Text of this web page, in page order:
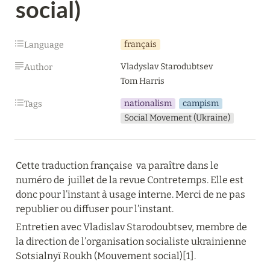
social)
Language français
Author
Vladyslav Starodubtsev
Tom Harris
Tags nationalism
campism
Social Movement (Ukraine)
Cette traduction française  va paraître dans le
numéro de  juillet de la revue Contretemps. Elle est
donc pour l’instant à usage interne. Merci de ne pas
republier ou diffuser pour l’instant.
Entretien avec Vladislav Starodoubtsev, membre de
la direction de l’organisation socialiste ukrainienne
Sotsialnyï Roukh (Mouvement social)[1].